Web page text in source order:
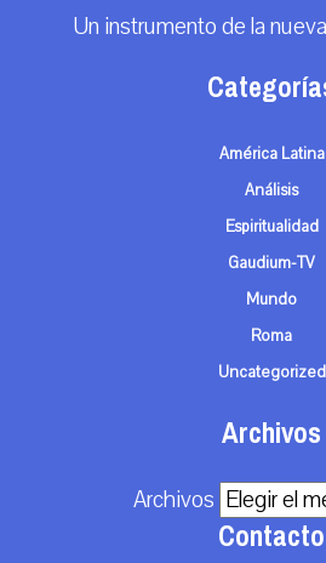
Un instrumento de la
América Latina
Análisis
Espiritualidad
Gaudium-TV
Mundo
Roma
Uncategorized
Archivos
Archivos
Contacto